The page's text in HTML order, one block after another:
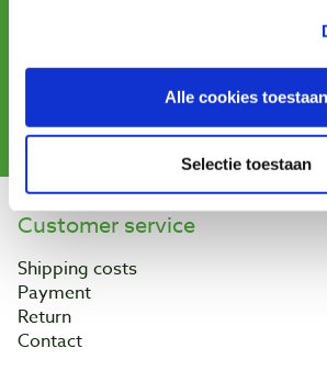
Alle cookies toestaan
Selectie toestaan
Subscribe
Customer service
Shipping costs
Payment
Return
Contact